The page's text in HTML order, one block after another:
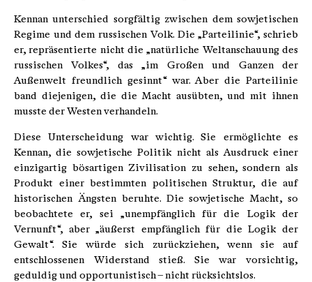
Kennan unterschied sorgfältig zwischen dem sowjetischen
Regime und dem russischen Volk. Die „Parteilinie“, schrieb
er, repräsentierte nicht die „natürliche Weltanschauung des
russischen Volkes“, das „im Großen und Ganzen der
Außenwelt freundlich gesinnt“ war. Aber die Parteilinie
band diejenigen, die die Macht ausübten, und mit ihnen
musste der Westen verhandeln.
Diese Unterscheidung war wichtig. Sie ermöglichte es
Kennan, die sowjetische Politik nicht als Ausdruck einer
einzigartig bösartigen Zivilisation zu sehen, sondern als
Produkt einer bestimmten politischen Struktur, die auf
historischen Ängsten beruhte. Die sowjetische Macht, so
beobachtete er, sei „unempfänglich für die Logik der
Vernunft“, aber „äußerst empfänglich für die Logik der
Gewalt“. Sie würde sich zurückziehen, wenn sie auf
entschlossenen Widerstand stieß. Sie war vorsichtig,
geduldig und opportunistisch – nicht rücksichtslos.